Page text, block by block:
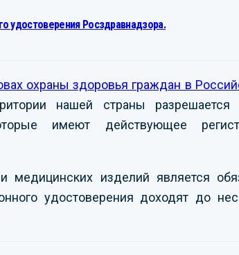
удостоверения Росздравнадзора.
охраны здоровья граждан в
нашей страны разрешается
имеют действующее
медицинских изделий является
удостоверения доходят до